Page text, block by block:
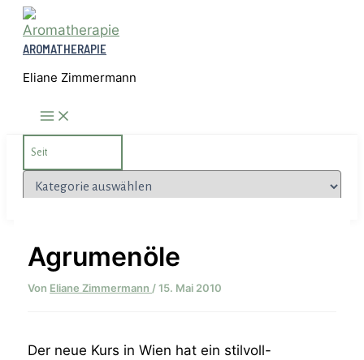
Zum
Inhalt
springen
AROMATHERAPIE
Eliane Zimmermann
for:
Kategorien
Agrumenöle
Von Eliane Zimmermann/15. Mai 2010
Der neue Kurs in Wien hat ein stilvoll-